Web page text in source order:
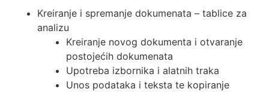
Kreiranje i spremanje dokumenata – tablice za
analizu
Kreiranje novog dokumenta i otvaranje
postojećih dokumenata
Upotreba izbornika i alatnih traka
Unos podataka i teksta te kopiranje